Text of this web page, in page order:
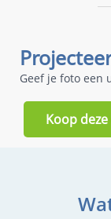
Geef je foto een
Koop